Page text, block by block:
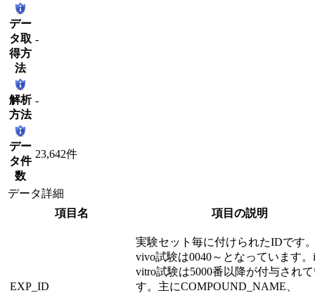
デー
タ取
得方
法
-
解析
方法
-
デー
タ件
数
23,642件
データ詳細
項目名
項目の説明
EXP_ID
実験セット毎に付けられたIDです
vivo試験は0040～となっています。
vitro試験は5000番以降が付与され
す。主にCOMPOUND_NAME、